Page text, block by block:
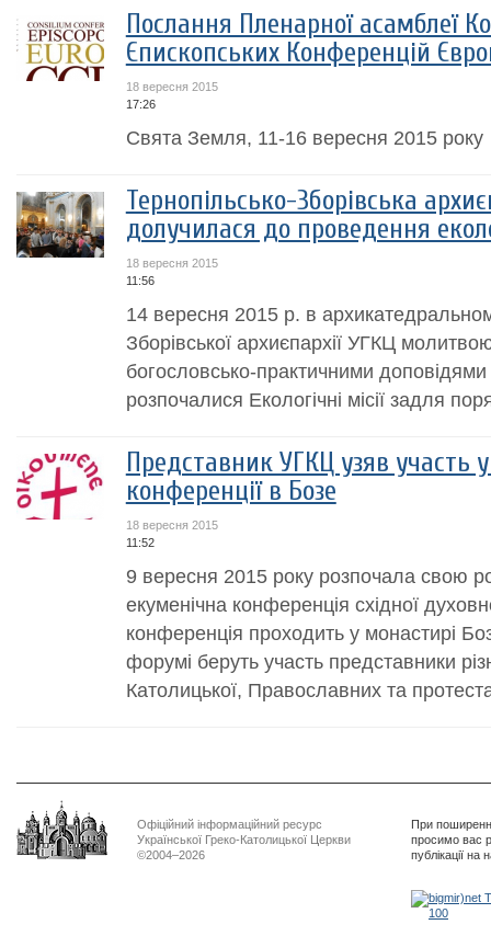
Послання Пленарної асамблеї
Єпископських Конференцій
18 вересня 2015
17:26
Свята Земля, 11-16 вересня 2015 року
Тернопільсько-Зборівська
долучилася до проведення
18 вересня 2015
11:56
14 вересня 2015 р. в
Зборівської архиєпархії УГКЦ
богословсько-практичними доповідями
розпочалися Екологічні місії задля
Представник УГКЦ узяв участь
конференції в Бозе
18 вересня 2015
11:52
9 вересня 2015 року розпочала свою
екуменічна конференція східної
конференція проходить у монастирі
форумі беруть участь представники
Католицької, Православних та
Офіційний інформаційний ресурс
Української Греко-Католицької Церкви
©2004–2026
При
просимо вас
публікації на